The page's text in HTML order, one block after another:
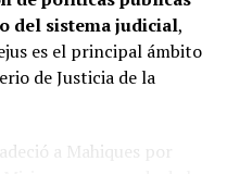
del sistema judicial,
es el principal ámbito
de Justicia de la
a Mahiques por